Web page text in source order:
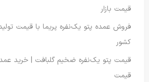
قیمت بازار
فروش عمده پتو یک‌نفره پریما با قیمت
کشور
قیمت پتو یک‌نفره ضخیم گلبافت | خرید
قیمت